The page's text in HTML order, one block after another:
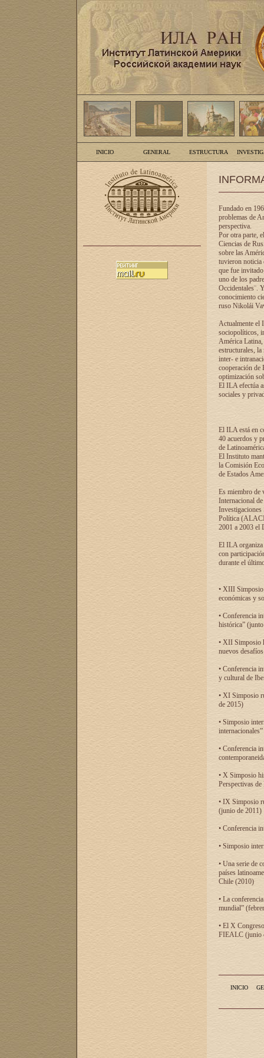
INICIO GENERAL ESTRUCTURA
Fundado en
problemas de
perspectiva.
Por otra parte,
Ciencias de
sobre las
tuvieron noticia
que fue
uno de los
Occidentales¨.
conocimiento
ruso Nikolái
Actualmente el
sociopolíticos,
América Latina,
estructurales,
inter- e
cooperación de
optimización
El ILA efectúa
sociales y
El ILA está en
40 acuerdos y
de
El Instituto
la Comisión
de Estados
Es miembro de
Internacional
Investigaciones
Política
2001 a 2003 el
El ILA organiza
con
durante el
• XIII Simposio
económicas y
• Conferencia
histórica”
• XII Simposio
nuevos
• Conferencia
y cultural de
• XI Simposio
de 2015)
• Simposio
• Conferencia
• X Simposio
Perspectivas
• IX Simposio
(junio de 2011)
• Conferencia
• Simposio
• Una serie de
países
Chile (2010)
• La
mundial”
• El X
FIEALC (junio
INICIO